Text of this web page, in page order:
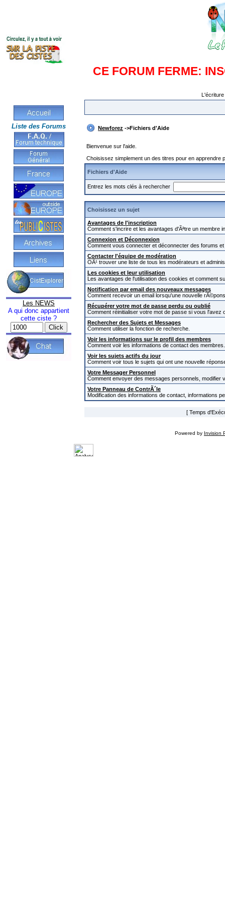
CE FORUM FERME:
Liste des Forums
Les NEWS
A qui donc appartient
cette ciste ?
Newforez ->Fichiers d'Aide
Bienvenue sur l'aide.
Choisissez simplement un des titres pour en
Fichiers d'Aide
Entrez les mots clés à rechercher
Choisissez un sujet
Avantages de l'inscription
Comment s'incrire et les avantages d'Ãªtre un membre
Connexion et Déconnexion
Comment vous connecter et déconnecter des forums
Contacter l'équipe de modération
OÃ¹ trouver une liste de tous les modérateurs et
Les cookies et leur utilisation
Les avantages de l'utilisation des cookies et comment
Notification par email des nouveaux messages
Comment recevoir un email lorsqu'une nouvelle
Récupérer votre mot de passe perdu ou oublié
Comment réinitialiser votre mot de passe si vous l'avez
Rechercher des Sujets et Messages
Comment utiliser la fonction de recherche.
Voir les informations sur le profil des membres
Comment voir les informations de contact des membres.
Voir les sujets actifs du jour
Comment voir tous le sujets qui ont une nouvelle
Votre Messager Personnel
Comment envoyer des messages personnels,
Votre Panneau de ContrÃ´le
Modification des informations de contact, informations
[ Temps
Powered by Invision